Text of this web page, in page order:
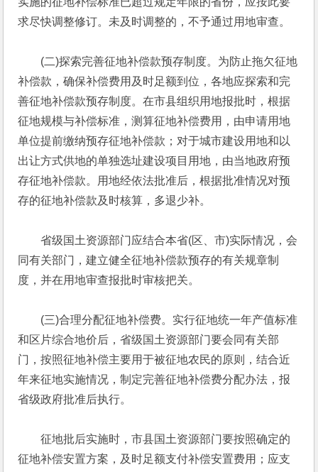
求尽快调整修订。未及时调整的，不予通过用地审查。
(二)探索完善征地补偿款预存制度。为防止拖欠征地
补偿款，确保补偿费用及时足额到位，各地应探索和完
善征地补偿款预存制度。在市县组织用地报批时，根据
征地规模与补偿标准，测算征地补偿费用，由申请用地
单位提前缴纳预存征地补偿款；对于城市建设用地和以
出让方式供地的单独选址建设项目用地，由当地政府预
存征地补偿款。用地经依法批准后，根据批准情况对预
存的征地补偿款及时核算，多退少补。
省级国土资源部门应结合本省(区、市)实际情况，会
同有关部门，建立健全征地补偿款预存的有关规章制
度，并在用地审查报批时审核把关。
(三)合理分配征地补偿费。实行征地统一年产值标准
和区片综合地价后，省级国土资源部门要会同有关部
门，按照征地补偿主要用于被征地农民的原则，结合近
年来征地实施情况，制定完善征地补偿费分配办法，报
省级政府批准后执行。
征地批后实施时，市县国土资源部门要按照确定的
征地补偿安置方案，及时足额支付补偿安置费用；应支